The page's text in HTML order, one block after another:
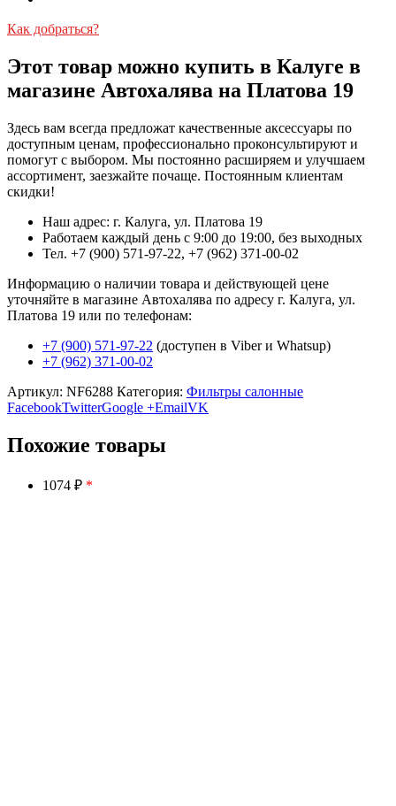
Как добраться?
Этот товар можно купить в Калуге в
магазине Автохалява на Платова 19
Здесь вам всегда предложат качественные аксессуары по
доступным ценам, профессионально проконсультируют и
помогут с выбором. Мы постоянно расширяем и улучшаем
ассортимент, заезжайте почаще. Постоянным клиентам
скидки!
Наш адрес: г. Калуга, ул. Платова 19
Работаем каждый день с 9:00 до 19:00, без выходных
Тел. +7 (900) 571-97-22, +7 (962) 371-00-02
Информацию о наличии товара и действующей цене
уточняйте в магазине Автохалява по адресу г. Калуга, ул.
Платова 19 или по телефонам:
+7 (900) 571-97-22 (доступен в Viber и Whatsup)
+7 (962) 371-00-02
Артикул: NF6288 Категория: Фильтры салонные
FacebookTwitterGoogle +EmailVK
Похожие товары
1074 ₽ *